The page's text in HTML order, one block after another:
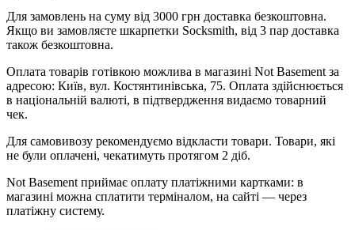
Для замовлень на суму від 3000 грн доставка безкоштовна.
Якщо ви замовляєте шкарпетки Socksmith, від 3 пар доставка
також безкоштовна.
Оплата товарів готівкою можлива в магазині Not Basement за
адресою: Київ, вул. Костянтинівська, 75. Оплата здійснюється
в національній валюті, в підтвердження видаємо товарний
чек.
Для самовивозу рекомендуємо відкласти товари. Товари, які
не були оплачені, чекатимуть протягом 2 діб.
Not Basement приймає оплату платіжними картками: в
магазині можна сплатити терміналом, на сайті — через
платіжну систему.